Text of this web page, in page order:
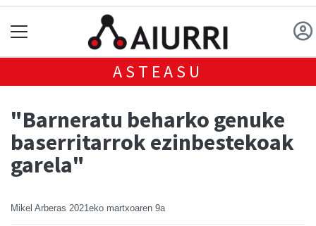
ASTEASU
"Barneratu beharko genuke
baserritarrok ezinbestekoak
garela"
Mikel Arberas 2021eko martxoaren 9a